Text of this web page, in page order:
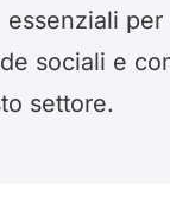
essenziali per
sociali e
settore.